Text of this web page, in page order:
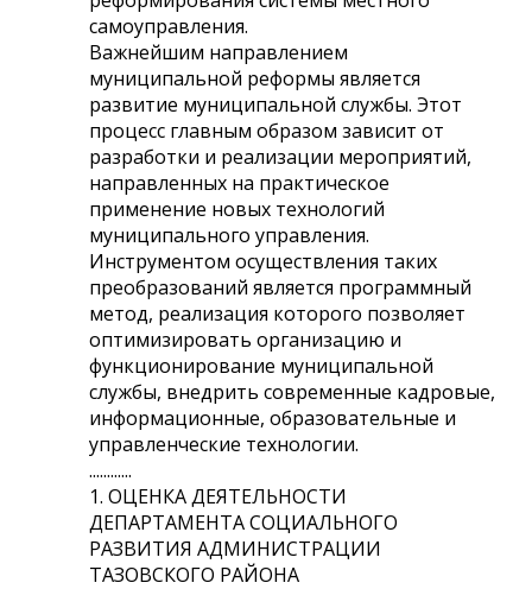
самоуправления.
Важнейшим направлением
муниципальной реформы является
развитие муниципальной службы. Этот
процесс главным образом зависит от
разработки и реализации мероприятий,
направленных на практическое
применение новых технологий
муниципального управления.
Инструментом осуществления таких
преобразований является программный
метод, реализация которого позволяет
оптимизировать организацию и
функционирование муниципальной
службы, внедрить современные кадровые,
информационные, образовательные и
управленческие технологии.
............
1. ОЦЕНКА ДЕЯТЕЛЬНОСТИ
ДЕПАРТАМЕНТА СОЦИАЛЬНОГО
РАЗВИТИЯ АДМИНИСТРАЦИИ
ТАЗОВСКОГО РАЙОНА